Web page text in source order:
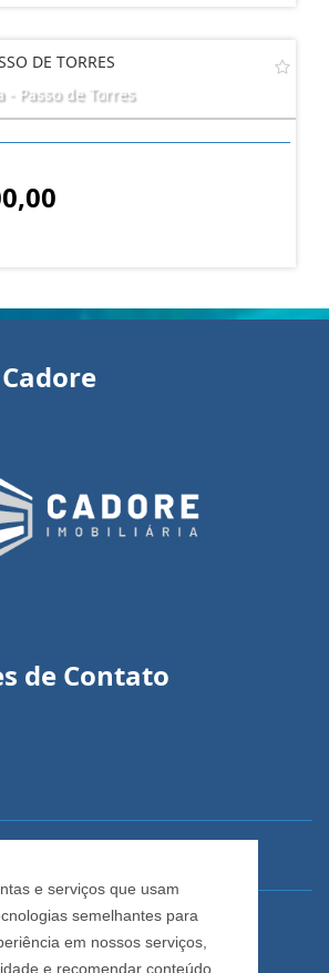
e serviços que usam
semelhantes para
em nossos serviços,
e recomendar conteúdo
DE TORRES
Passo de Torres
de Contato
Forte, 1622, Centro